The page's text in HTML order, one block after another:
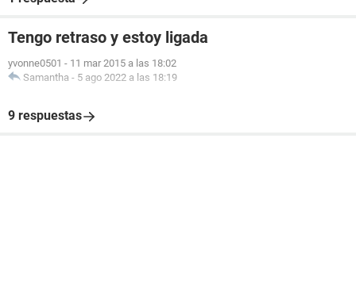
Tengo retraso y estoy ligada
yvonne0501 - 11 mar 2015 a las 18:02
Samantha - 5 ago 2022 a las 18:19
9 respuestas